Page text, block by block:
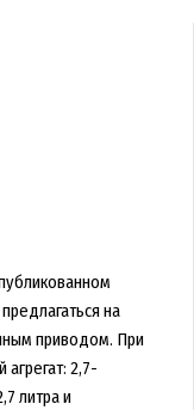
на
приводом. При
2,7-
литра и